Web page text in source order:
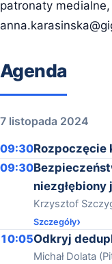
patronaty
Agenda
7 listopada 2024
09:30Rozpoczęcie
09:30
niezgłębiony
Krzysztof
Szczegóły
10:05Odkryj
Michał Dolata